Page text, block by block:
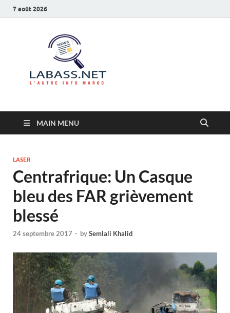
7 août 2026
MAIN MENU
LASER
Centrafrique: Un Casque
bleu des FAR grièvement
blessé
24 septembre 2017 - bySemlali Khalid